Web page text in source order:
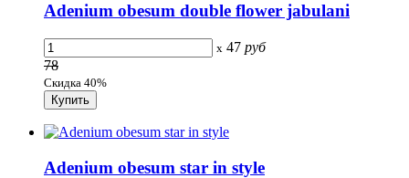
Adenium obesum double flower jabulani
x 47 руб
78
Скидка 40%
Adenium obesum star in style